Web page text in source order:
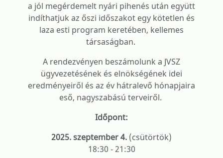
a jól megérdemelt nyári pihenés után együtt
indíthatjuk az őszi időszakot egy kötetlen és
laza esti program keretében, kellemes
társaságban.
A rendezvényen beszámolunk a JVSZ
ügyvezetésének és elnökségének idei
eredményeiről és az év hátralevő hónapjaira
eső, nagyszabású terveiről.
Időpont:
2025. szeptember 4. (csütörtök)
18:30 - 21:30